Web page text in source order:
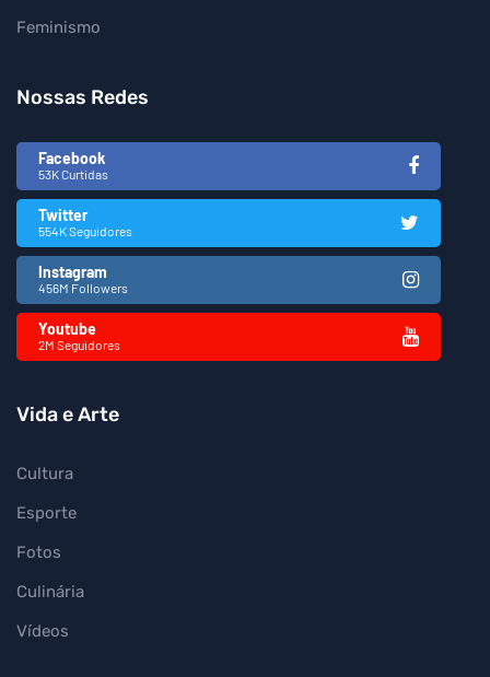
Feminismo
Nossas Redes
Facebook
53K Curtidas
Twitter
554K Seguidores
Instagram
456M Followers
Youtube
2M Seguidores
Vida e Arte
Cultura
Esporte
Fotos
Culinária
Vídeos